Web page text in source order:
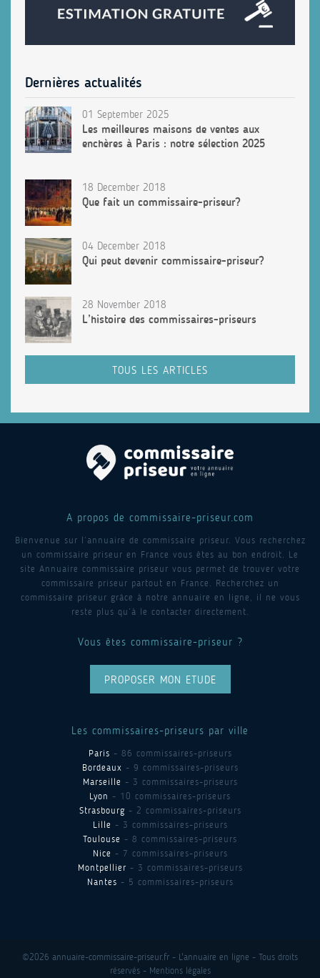
Dernières actualités
01 September 2025
Les meilleures maisons de ventes aux
enchères à Paris : notre sélection 2025
18 December 2018
Que fait un commissaire-priseur?
04 December 2018
Qui peut devenir commissaire-priseur?
28 November 2018
L’histoire des commissaires-priseurs
TOUS LES ARTICLES
A propos de commissaire-priseur.com
Bienvenue sur l’annuaire de commissaire priseur. Vous recherchez
un commissaire priseur en France vous êtes au bon endroit. Le
site Annuaire commissaire priseur vous permet de trouver votre
commissaire priseur partout en France. Recherchez un
commissaire priseur grâce à notre annuaire en ligne, il ne vous
reste plus qu’à le contacter directement.
Vous êtes commissaire-priseur ?
PROPOSER MON ETUDE
Les commissaires-priseurs par ville
Paris - 86 commissaires-priseurs
Bordeaux - 9 commissaires-priseurs
Marseille - 3 commissaires-priseurs
Lyon - 10 commissaires-priseurs
Strasbourg - 2 commissaires-priseurs
Lille - 3 commissaires-priseurs
Toulouse - 8 commissaires-priseurs
Nice - 7 commissaires-priseurs
Montpellier - 3 commissaires-priseurs
Nantes - 5 commissaires-priseurs
©2026 annuaire-commissaire-priseur.fr - L'annuaire en ligne - Tous droits
réservés - Mentions légales